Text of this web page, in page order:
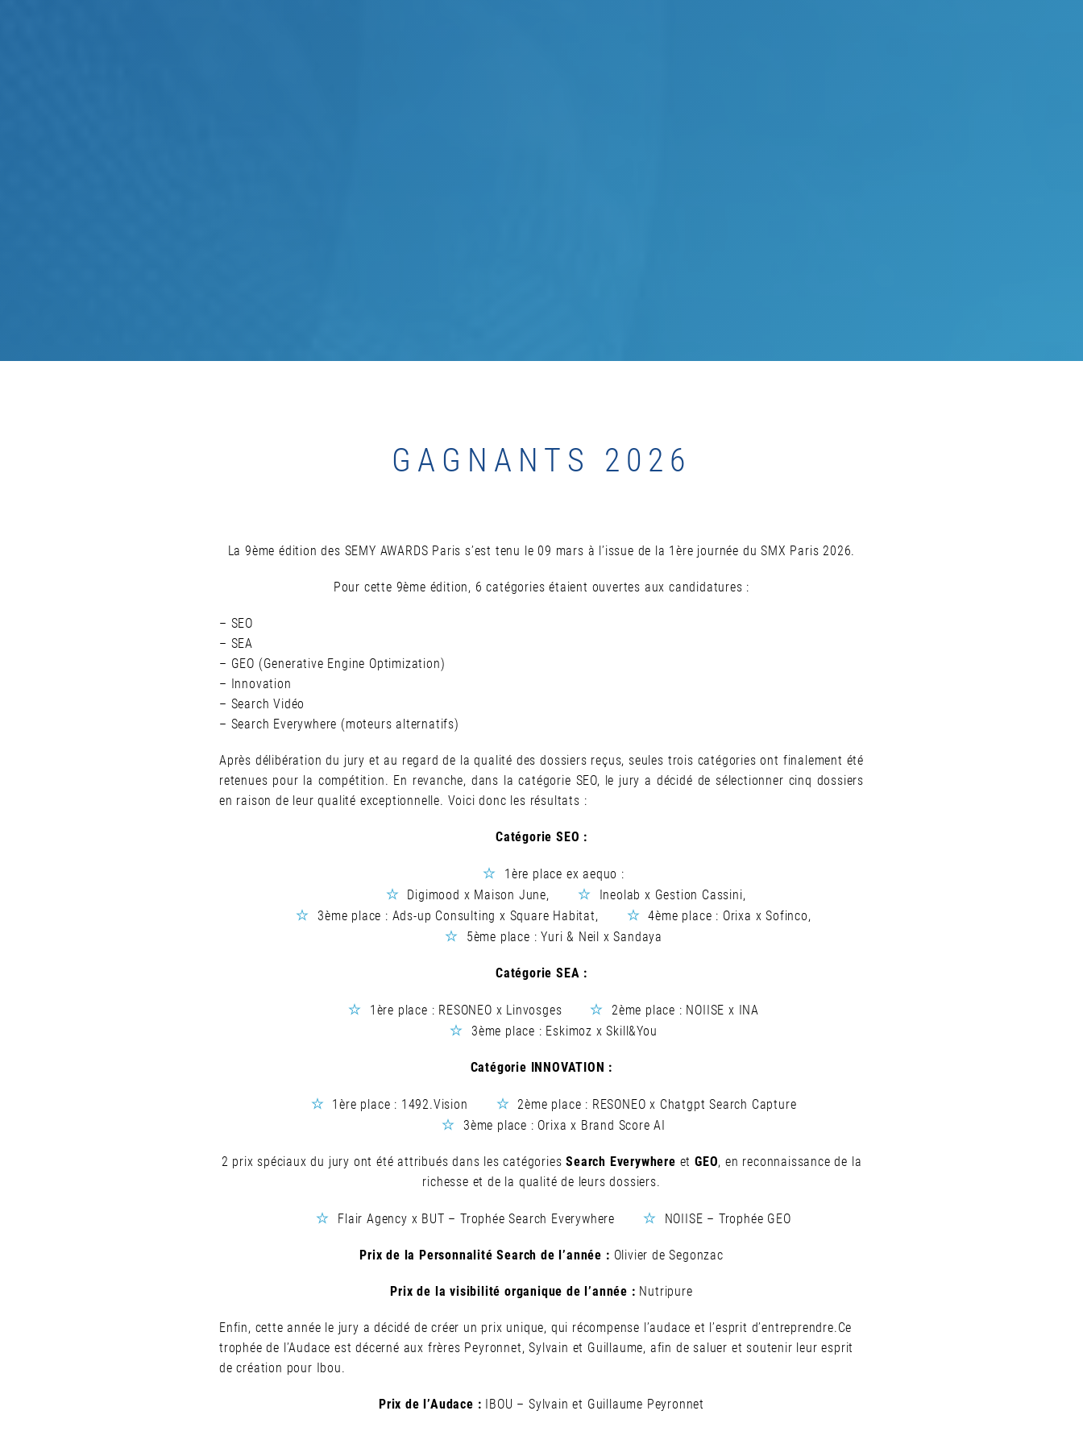
GAGNANTS 2026
La 9ème édition des SEMY AWARDS Paris s’est tenu le 09 mars à l’issue de la 1ère journée du SMX Paris 2026.
Pour cette 9ème édition, 6 catégories étaient ouvertes aux candidatures :
– SEO
– SEA
– GEO (Generative Engine Optimization)
– Innovation
– Search Vidéo
– Search Everywhere (moteurs alternatifs)
Après délibération du jury et au regard de la qualité des dossiers reçus, seules trois catégories ont finalement été
retenues pour la compétition. En revanche, dans la catégorie SEO, le jury a décidé de sélectionner cinq dossiers
en raison de leur qualité exceptionnelle. Voici donc les résultats :
Catégorie SEO :
1ère place ex aequo :
Digimood x Maison June,
Ineolab x Gestion Cassini,
3ème place : Ads-up Consulting x Square Habitat,
4ème place : Orixa x Sofinco,
5ème place : Yuri & Neil x Sandaya
Catégorie SEA :
1ère place : RESONEO x Linvosges
2ème place : NOIISE x INA
3ème place : Eskimoz x Skill&You
Catégorie INNOVATION :
1ère place : 1492.Vision
2ème place : RESONEO x Chatgpt Search Capture
3ème place : Orixa x Brand Score AI
2 prix spéciaux du jury ont été attribués dans les catégoriesSearch Everywhere et GEO, en reconnaissance de la
richesse et de la qualité de leurs dossiers.
Flair Agency x BUT – Trophée Search Everywhere NOIISE – Trophée GEO
Prix de la Personnalité Search de l’année : Olivier de Segonzac
Prix de la visibilité organique de l’année : Nutripure
Enfin, cette année le jury a décidé de créer un prix unique, qui récompense l’audace et l’esprit d’entreprendre.Ce
trophée de l’Audace est décerné aux frères Peyronnet, Sylvain et Guillaume, afin de saluer et soutenir leur esprit
de création pour Ibou.
Prix de l’Audace : IBOU – Sylvain et Guillaume Peyronnet